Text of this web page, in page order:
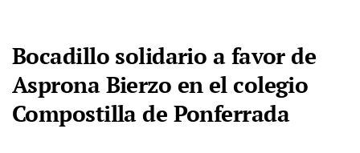
Bocadillo solidario a favor de
Asprona Bierzo en el colegio
Compostilla de Ponferrada